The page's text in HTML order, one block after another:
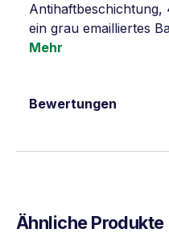
Antihaftbeschichtung,
ein grau emailliertes
Mehr
Bewertungen
Ähnliche Produkte